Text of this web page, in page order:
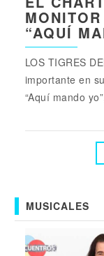
“AQUÍ
LOS TIGRES
importante en
“Aquí mando
MUSICALES